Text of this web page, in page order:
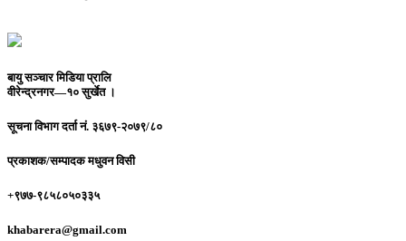
बायु सञ्चार मिडिया प्रालि
वीरेन्द्रनगर—१० सुर्खेत ।
सूचना विभाग दर्ता नं. ३६७९-२०७९/८०
प्रकाशक/सम्पादकमधुवन विसी
+९७७-९८५८०५०३३५
khabarera@gmail.com